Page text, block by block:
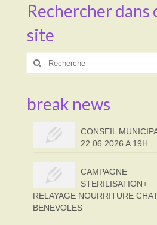
Rechercher dans
site
Rechercher
break news
CONSEIL
22 06 2026 A 19H
CAMPAGNE
STERILISATION+
RELAYAGE NOURRITURE
BENEVOLES